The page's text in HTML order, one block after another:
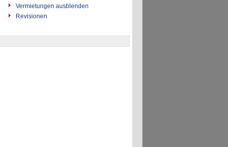
Vermietungen ausblenden
Revisionen